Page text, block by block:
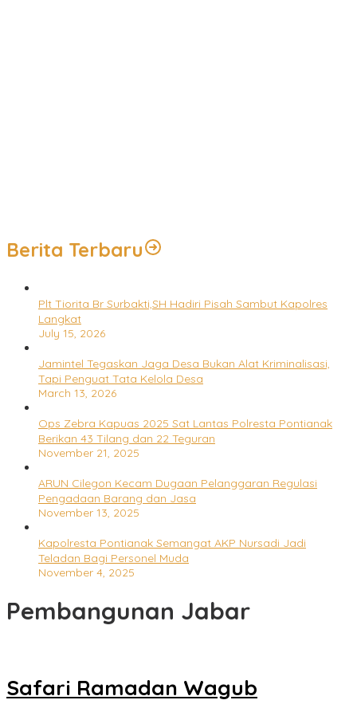
Berita Terbaru
Plt Tiorita Br Surbakti,SH Hadiri Pisah Sambut Kapolres
Langkat
July 15, 2026
Jamintel Tegaskan Jaga Desa Bukan Alat Kriminalisasi,
Tapi Penguat Tata Kelola Desa
March 13, 2026
Ops Zebra Kapuas 2025 Sat Lantas Polresta Pontianak
Berikan 43 Tilang dan 22 Teguran
November 21, 2025
ARUN Cilegon Kecam Dugaan Pelanggaran Regulasi
Pengadaan Barang dan Jasa
November 13, 2025
Kapolresta Pontianak Semangat AKP Nursadi Jadi
Teladan Bagi Personel Muda
November 4, 2025
Pembangunan Jabar
Safari Ramadan Wagub